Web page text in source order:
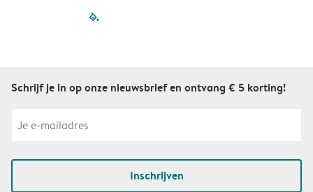
filled-pagination
Schrijf je in op onze nieuwsbrief en ontvang € 5 korting!
Inschrijven